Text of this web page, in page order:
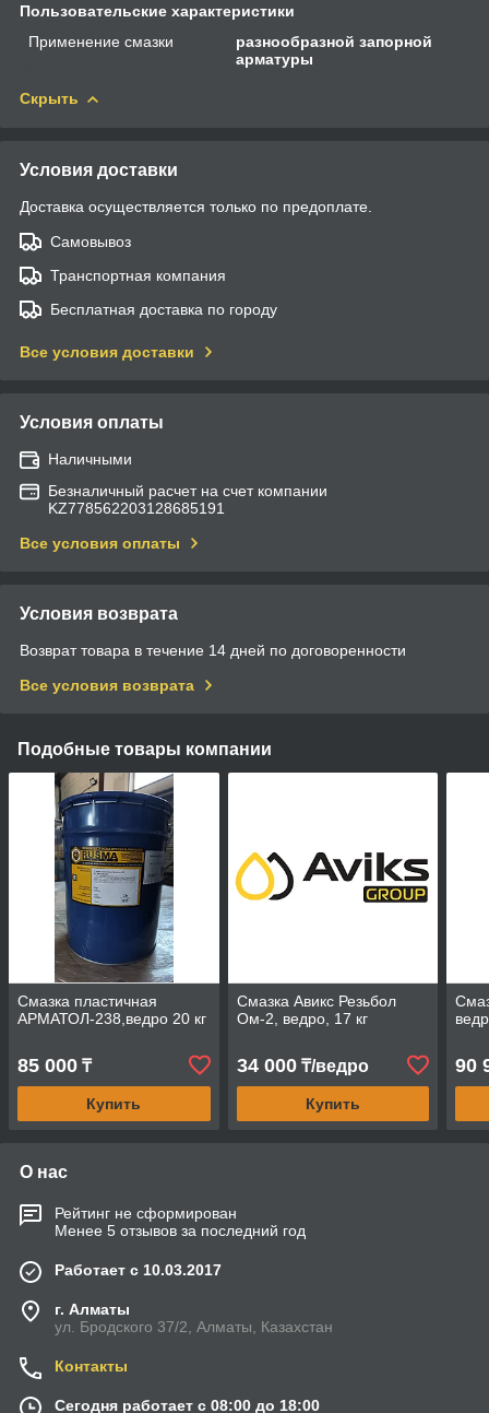
Пользовательские характеристики
Применение смазки
разнообразной запорной
арматуры
Скрыть
Условия доставки
Доставка осуществляется только по предоплате.
Самовывоз
Транспортная компания
Бесплатная доставка по городу
Все условия доставки
Условия оплаты
Наличными
Безналичный расчет на счет компании
KZ778562203128685191
Все условия оплаты
Условия возврата
Возврат товара в течение 14 дней по договоренности
Все условия возврата
Подобные товары компании
Смазка пластичная
АРМАТОЛ-238,ведро 20 кг
85 000 ₸
Купить
Смазка Авикс Резьбол
Ом-2, ведро, 17 кг
34 000₸/ведро
Купить
90
О нас
Рейтинг не сформирован
Менее 5 отзывов за последний год
Работает с 10.03.2017
г. Алматы
ул. Бродского 37/2, Алматы, Казахстан
Контакты
Сегодня работает с 08:00 до 18:00